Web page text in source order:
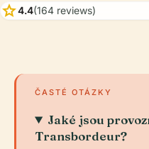
star4.4(164 reviews)
ČASTÉ OTÁZKY
Jaké jsou
Transbordeur?